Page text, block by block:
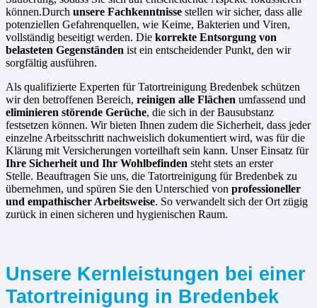
können.Durch unsere Fachkenntnisse stellen wir sicher, dass alle
potenziellen Gefahrenquellen, wie Keime, Bakterien und Viren,
vollständig beseitigt werden. Die korrekte Entsorgung von
belasteten Gegenständen ist ein entscheidender Punkt, den wir
sorgfältig ausführen.
Als qualifizierte Experten für Tatortreinigung Bredenbek schützen
wir den betroffenen Bereich, reinigen alle Flächen umfassend und
eliminieren störende Gerüche, die sich in der Bausubstanz
festsetzen können. Wir bieten Ihnen zudem die Sicherheit, dass jeder
einzelne Arbeitsschritt nachweislich dokumentiert wird, was für die
Klärung mit Versicherungen vorteilhaft sein kann. Unser Einsatz für
Ihre Sicherheit und Ihr Wohlbefinden steht stets an erster
Stelle. Beauftragen Sie uns, die Tatortreinigung für Bredenbek zu
übernehmen, und spüren Sie den Unterschied von professioneller
und empathischer Arbeitsweise. So verwandelt sich der Ort zügig
zurück in einen sicheren und hygienischen Raum.
Unsere Kernleistungen bei einer
Tatortreinigung in Bredenbek